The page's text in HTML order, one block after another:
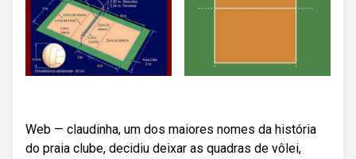
Web — claudinha, um dos maiores nomes da história
do praia clube, decidiu deixar as quadras de vôlei,